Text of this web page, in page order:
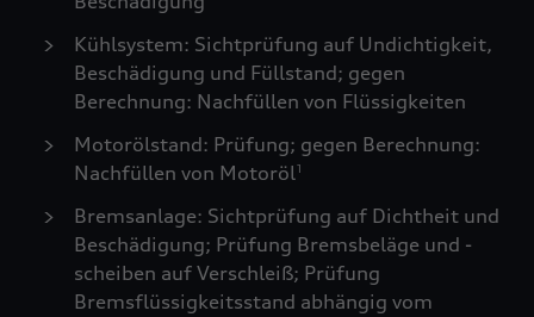
Kühlsystem: Sichtprüfung auf Undichtigkeit,
Beschädigung und Füllstand; gegen
Berechnung: Nachfüllen von Flüssigkeiten
Motorölstand: Prüfung; gegen Berechnung:
Nachfüllen von Motoröl1
Bremsanlage: Sichtprüfung auf Dichtheit und
Beschädigung; Prüfung Bremsbeläge und -
scheiben auf Verschleiß; Prüfung
Bremsflüssigkeitsstand abhängig vom